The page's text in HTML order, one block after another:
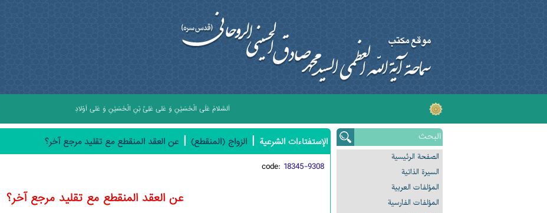
اَلسَّلامُ عَلَى الْحُسَيْنِ وَ عَلى عَلِىِّ بْنِ الْحُسَيْنِ وَ عَلى اَوْلادِ الْحُسَيْنِ وَ عَلى اَصْحابِ الْحُسَيْنِ
الصفحة الرئیسیة
السیرة الذاتیة
المؤلفات العربیة
المؤلفات الفارسیة
الإستفتاءات الشرعیة | الزواج (المنقطع) | عن العقد المنقطع مع تقليد مرجع آخر؟
code: 18345-9308
عن العقد المنقطع مع تقليد مرجع آخر؟